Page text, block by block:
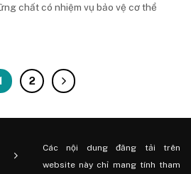
chất có nhiệm vụ bảo vệ cơ thể
2
Các nội dung đăng tải trên
website này chỉ mang tính tham